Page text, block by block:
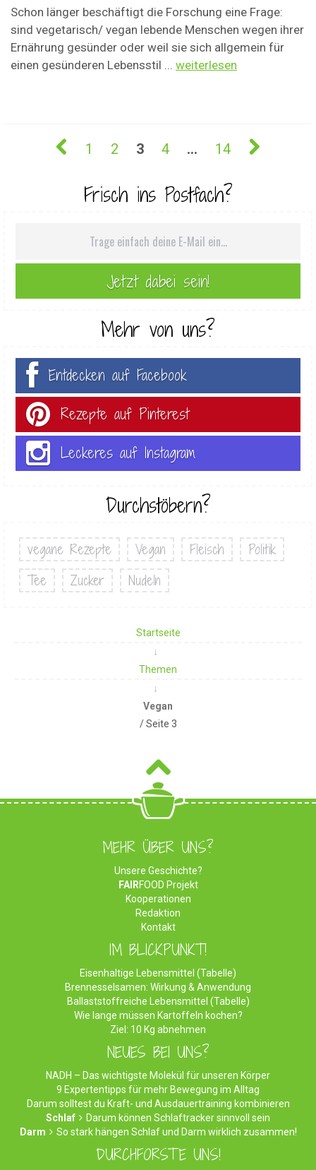
Schon länger beschäftigt die Forschung eine Frage:
sind vegetarisch/ vegan lebende Menschen wegen ihrer
Ernährung gesünder oder weil sie sich allgemein für
einen gesünderen Lebensstil ... weiterlesen
1 2 3 4 … 14
Frisch ins Postfach?
Mehr von uns?
Entdecken auf Facebook
Rezepte auf Pinterest
Leckeres auf Instagram
Durchstöbern?
vegane Rezepte Vegan Fleisch
Politik
Tee
Zucker Nudeln
Startseite
Themen
Vegan
/ Seite 3
MEHR ÜBER UNS?
Unsere Geschichte?
FAIRFOOD Projekt
Kooperationen
Redaktion
Kontakt
IM BLICKPUNKT!
Eisenhaltige Lebensmittel (Tabelle)
Brennesselsamen: Wirkung & Anwendung
Ballaststoffreiche Lebensmittel (Tabelle)
Wie lange müssen Kartoffeln kochen?
Ziel: 10 Kg abnehmen
NEUES BEI UNS?
NADH – Das wichtigste Molekül für unseren Körper
9 Expertentipps für mehr Bewegung im Alltag
Darum solltest du Kraft- und Ausdauertraining kombinieren
Schlaf
Darum können Schlaftracker sinnvoll sein
Darm
So stark hängen Schlaf und Darm wirklich zusammen!
DURCHFORSTE UNS!